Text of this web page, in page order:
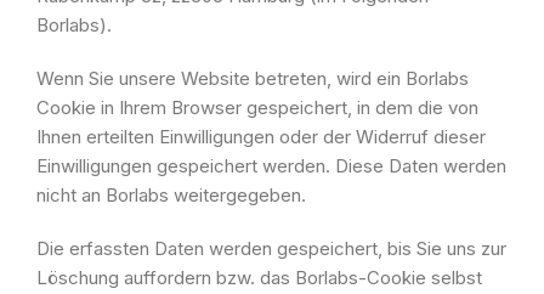
Borlabs).
Wenn Sie unsere Website betreten, wird ein Borlabs
Cookie in Ihrem Browser gespeichert, in dem die von
Ihnen erteilten Einwilligungen oder der Widerruf dieser
Einwilligungen gespeichert werden. Diese Daten werden
nicht an Borlabs weitergegeben.
Die erfassten Daten werden gespeichert, bis Sie uns zur
Löschung auffordern bzw. das Borlabs-Cookie selbst